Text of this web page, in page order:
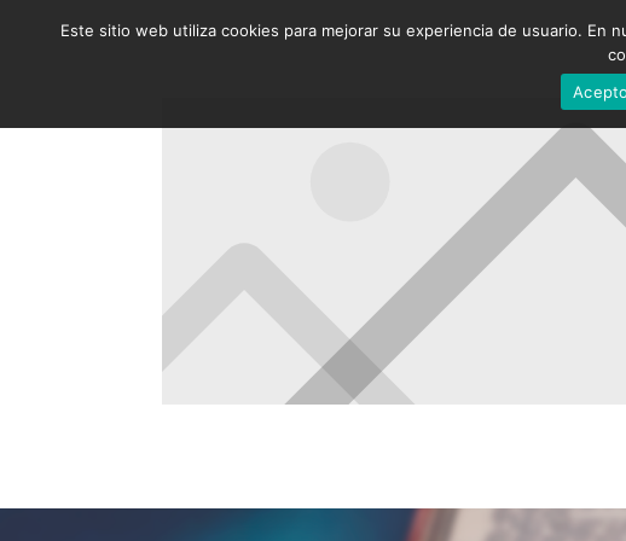
Este sitio web utiliza cookies para mejorar su experiencia de usuario. En
Acepto